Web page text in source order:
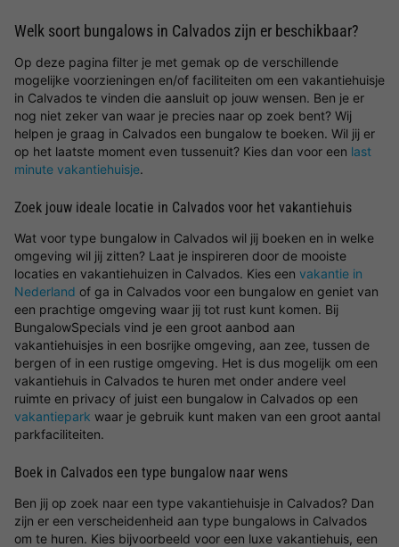
Welk soort bungalows in Calvados zijn er beschikbaar?
Op deze pagina filter je met gemak op de verschillende
mogelijke voorzieningen en/of faciliteiten om een vakantiehuisje
in Calvados te vinden die aansluit op jouw wensen. Ben je er
nog niet zeker van waar je precies naar op zoek bent? Wij
helpen je graag in Calvados een bungalow te boeken. Wil jij er
op het laatste moment even tussenuit? Kies dan voor een last
minute vakantiehuisje.
Zoek jouw ideale locatie in Calvados voor het vakantiehuis
Wat voor type bungalow in Calvados wil jij boeken en in welke
omgeving wil jij zitten? Laat je inspireren door de mooiste
locaties en vakantiehuizen in Calvados. Kies een vakantie in
Nederland of ga in Calvados voor een bungalow en geniet van
een prachtige omgeving waar jij tot rust kunt komen. Bij
BungalowSpecials vind je een groot aanbod aan
vakantiehuisjes in een bosrijke omgeving, aan zee, tussen de
bergen of in een rustige omgeving. Het is dus mogelijk om een
vakantiehuis in Calvados te huren met onder andere veel
ruimte en privacy of juist een bungalow in Calvados op een
vakantiepark waar je gebruik kunt maken van een groot aantal
parkfaciliteiten.
Boek in Calvados een type bungalow naar wens
Ben jij op zoek naar een type vakantiehuisje in Calvados? Dan
zijn er een verscheidenheid aan type bungalows in Calvados
om te huren. Kies bijvoorbeeld voor een luxe vakantiehuis, een